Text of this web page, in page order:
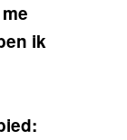
ik